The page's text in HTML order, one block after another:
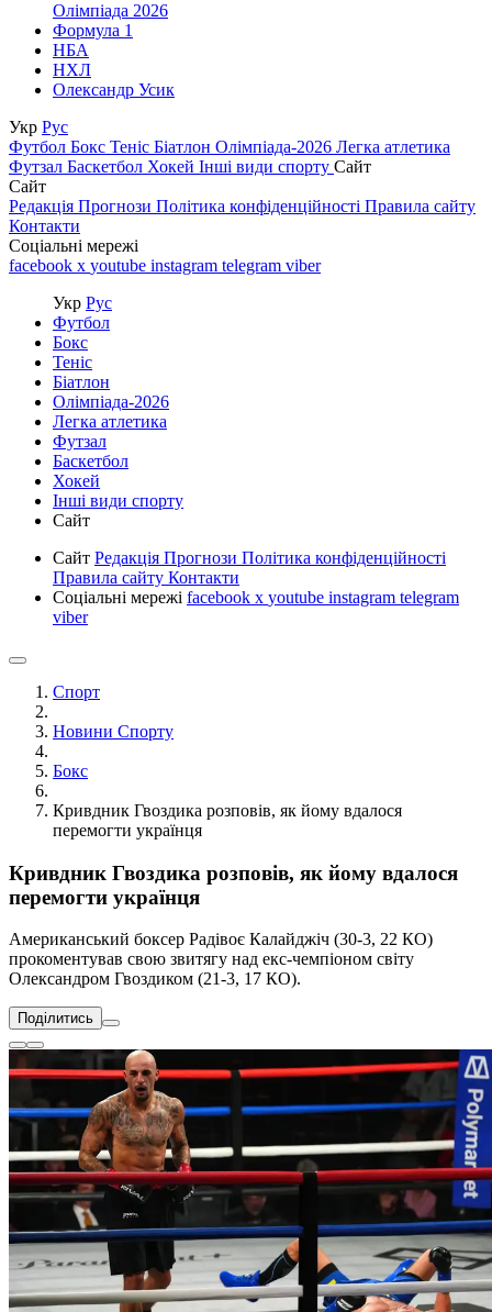
Олімпіада 2026
Формула 1
НБА
НХЛ
Олександр Усик
Укр Рус
Футбол Бокс Теніс Біатлон Олімпіада-2026 Легка атлетика
Футзал Баскетбол Хокей Інші види спорту Сайт
Сайт
Редакція Прогнози Політика конфіденційності Правила сайту
Контакти
Соціальні мережі
facebook x youtube instagram telegram viber
Укр Рус
Футбол
Бокс
Теніс
Біатлон
Олімпіада-2026
Легка атлетика
Футзал
Баскетбол
Хокей
Інші види спорту
Сайт
Сайт Редакція Прогнози Політика конфіденційності
Правила сайту Контакти
Соціальні мережі facebook x youtube instagram telegram
viber
Спорт
Новини Спорту
Бокс
Кривдник Гвоздика розповів, як йому вдалося
перемогти українця
Кривдник Гвоздика розповів, як йому вдалося
перемогти українця
Американський боксер Радівоє Калайджіч (30-3, 22 КО)
прокоментував свою звитягу над екс-чемпіоном світу
Олександром Гвоздиком (21-3, 17 КО).
Поділитись